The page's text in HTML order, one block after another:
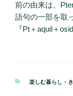
前の由来は、
語句の一部を取
『Pt＋aquil＋
カ
楽しむ暮らし・